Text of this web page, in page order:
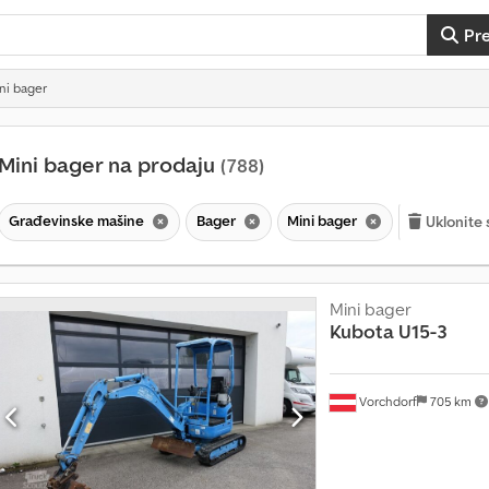
bager
Mini bager na prodaju (788)
Građevinske mašine Bager Mini bager Uklonite
Vorchdorf 705 km
Mini bager
Kubota U15-3